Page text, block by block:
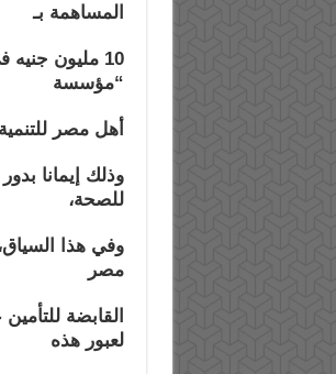
المساهمة بـ
10 مليون
“مؤسسة
أهل مصر
وذلك إيمانا
للصحة،
وفي هذا
مصر
القابضة
لعبور هذه